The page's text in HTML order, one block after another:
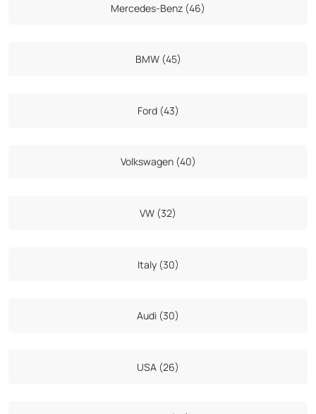
Mercedes-Benz (46)
BMW (45)
Ford (43)
Volkswagen (40)
VW (32)
Italy (30)
Audi (30)
USA (26)